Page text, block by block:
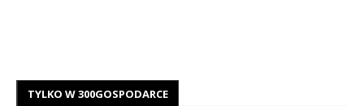
TYLKO W 300GOSPODARCE